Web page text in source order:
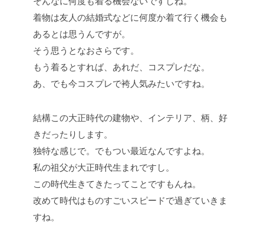
着物は友人の結婚式などに何度か着て行く機会も
あるとは思うんですが。
そう思うとなおさらです。
もう着るとすれば、あれだ、コスプレだな。
あ、でも今コスプレで袴人気みたいですね。
結構この大正時代の建物や、インテリア、柄、好
きだったりします。
独特な感じで。でもつい最近なんですよね。
私の祖父が大正時代生まれですし。
この時代生きてきたってことですもんね。
改めて時代はものすごいスピードで過ぎていきま
すね。